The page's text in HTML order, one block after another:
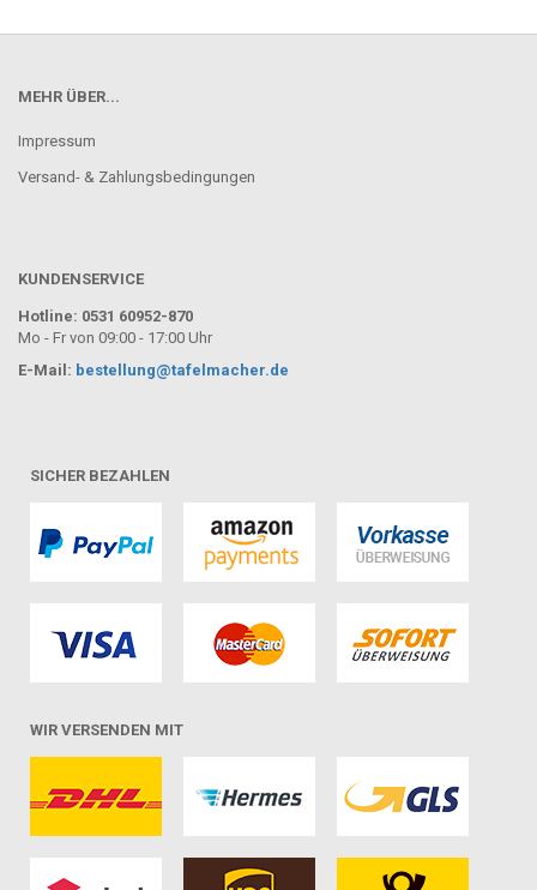
MEHR ÜBER...
Impressum
Versand- & Zahlungsbedingungen
KUNDENSERVICE
Hotline: 0531 60952-870
Mo - Fr von 09:00 - 17:00 Uhr
E-Mail: bestellung@tafelmacher.de
SICHER BEZAHLEN
WIR VERSENDEN MIT